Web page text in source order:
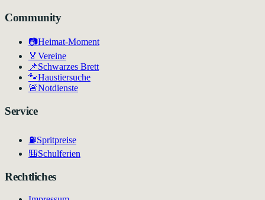
Community
📷Heimat-Moment
🏅 Vereine
📌Schwarzes Brett
🐾Haustiersuche
🚨Notdienste
Service
⛽Spritpreise
🎒Schulferien
Rechtliches